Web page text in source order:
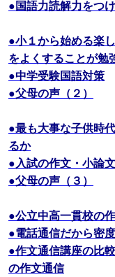
●国語力読解力をつ
●小１から始める楽
をよくすることが勉
●中学受験国語対策
●父母の声（２）
●最も大事な子供時
るか
●入試の作文・小論
●父母の声（３）
●公立中高一貫校の
●電話通信だから密
●作文通信講座の比
の作文通信